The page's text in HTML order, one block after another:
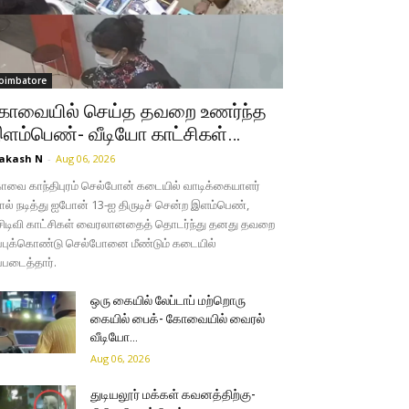
செய்த தவறை உணர்ந்த
வீடியோ காட்சிகள்…
N - Aug 06, 2026
காந்திபுரம் செல்போன் கடையில் வாடிக்கையாளர்
நடித்து ஐபோன் 13-ஐ திருடிச் சென்ற இளம்பெண்,
காட்சிகள் வைரலானதைத் தொடர்ந்து தனது தவறை
செல்போனை மீண்டும் கடையில்
ஒரு கையில் லேப்டாப் மற்றொரு
கையில் பைக்- கோவையில் வைரல்
வீடியோ…
Aug 06, 2026
துடியலூர் மக்கள் கவனத்திற்கு-